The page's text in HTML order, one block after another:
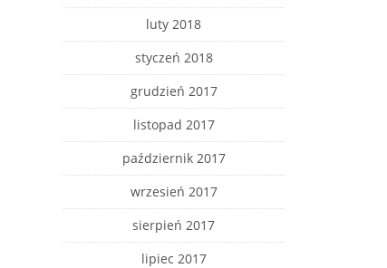
luty 2018
styczeń 2018
grudzień 2017
listopad 2017
październik 2017
wrzesień 2017
sierpień 2017
lipiec 2017